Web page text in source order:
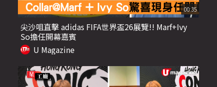
00:35
尖沙咀直擊 adidas FIFA世界盃26展覽!! Marf+Ivy
So擔任開幕嘉賓
U Magazine